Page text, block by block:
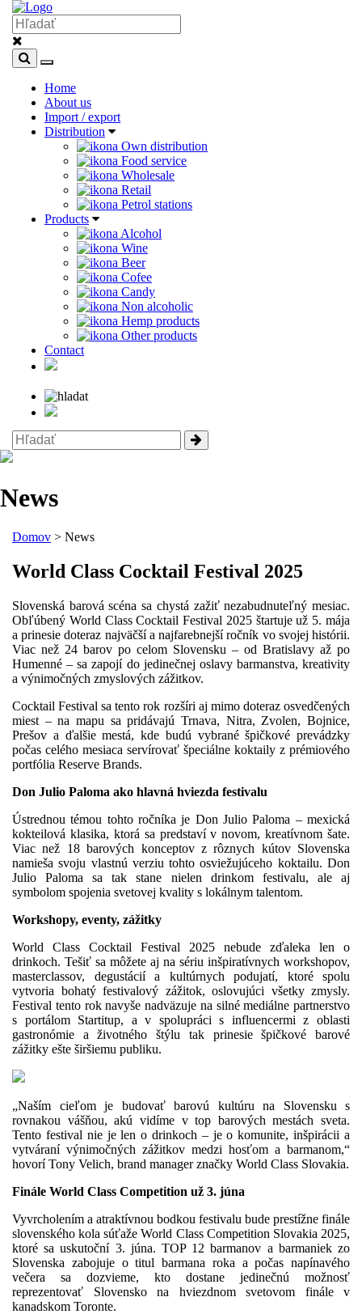
Home
About us
Import / export
Distribution
Own distribution
Food service
Wholesale
Retail
Petrol stations
Products
Alcohol
Wine
Beer
Cofee
Candy
Non alcoholic
Hemp products
Other products
Contact
News
Domov > News
World Class Cocktail Festival 2025
Slovenská barová scéna sa chystá zažiť nezabudnuteľný mesiac.
Obľúbený World Class Cocktail Festival 2025 štartuje už 5. mája
a prinesie doteraz najväčší a najfarebnejší ročník vo svojej histórii.
Viac než 24 barov po celom Slovensku – od Bratislavy až po
Humenné – sa zapojí do jedinečnej oslavy barmanstva, kreativity
a výnimočných zmyslových zážitkov.
Cocktail Festival sa tento rok rozšíri aj mimo doteraz osvedčených
miest – na mapu sa pridávajú Trnava, Nitra, Zvolen, Bojnice,
Prešov a ďalšie mestá, kde budú vybrané špičkové prevádzky
počas celého mesiaca servírovať špeciálne koktaily z prémiového
portfólia Reserve Brands.
Don Julio Paloma ako hlavná hviezda festivalu
Ústrednou témou tohto ročníka je Don Julio Paloma – mexická
kokteilová klasika, ktorá sa predstaví v novom, kreatívnom šate.
Viac než 18 barových konceptov z rôznych kútov Slovenska
namieša svoju vlastnú verziu tohto osviežujúceho koktailu. Don
Julio Paloma sa tak stane nielen drinkom festivalu, ale aj
symbolom spojenia svetovej kvality s lokálnym talentom.
Workshopy, eventy, zážitky
World Class Cocktail Festival 2025 nebude zďaleka len o
drinkoch. Tešiť sa môžete aj na sériu inšpiratívnych workshopov,
masterclassov, degustácií a kultúrnych podujatí, ktoré spolu
vytvoria bohatý festivalový zážitok, oslovujúci všetky zmysly.
Festival tento rok navyše nadväzuje na silné mediálne partnerstvo
s portálom Startitup, a v spolupráci s influencermi z oblasti
gastronómie a životného štýlu tak prinesie špičkové barové
zážitky ešte širšiemu publiku.
„Naším cieľom je budovať barovú kultúru na Slovensku s
rovnakou vášňou, akú vidíme v top barových mestách sveta.
Tento festival nie je len o drinkoch – je o komunite, inšpirácii a
vytváraní výnimočných zážitkov medzi hosťom a barmanom,“
hovorí Tony Velich, brand manager značky World Class Slovakia.
Finále World Class Competition už 3. júna
Vyvrcholením a atraktívnou bodkou festivalu bude prestížne finále
slovenského kola súťaže World Class Competition Slovakia 2025,
ktoré sa uskutoční 3. júna. TOP 12 barmanov a barmaniek zo
Slovenska zabojuje o titul barmana roka a počas napínavého
večera sa dozvieme, kto dostane jedinečnú možnosť
reprezentovať Slovensko na hviezdnom svetovom finále v
kanadskom Toronte.